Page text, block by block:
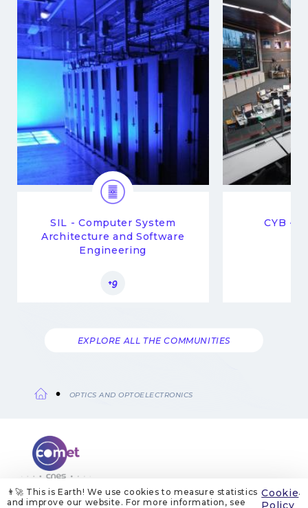
👨‍🚀 This is Earth! We use cookies to measure statistics
and improve our website. For more information, see
Cookie
Policy
.
SIL - Computer System
Architecture and Software
Engineering
+9
CYB -
EXPLORE ALL THE COMMUNITIES
OPTICS AND OPTOELECTRONICS
ABOUT US LEGAL NOTICES
COOKIE MANAGEMENT